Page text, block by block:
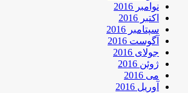
نوامبر 2016
اکتبر 2016
سپتامبر 2016
آگوست 2016
جولای 2016
ژوئن 2016
می 2016
آوریل 2016